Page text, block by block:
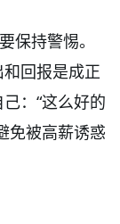
保持警惕。
回报是成正
：“这么好的
免被高薪诱惑